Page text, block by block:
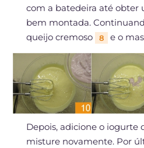
com a batedeira até obter
bem montada.
queijo cremoso
8 e o
Depois, adicione o iogurte
misture novamente. Por